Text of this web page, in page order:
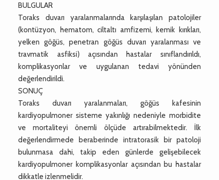
BULGULAR
Toraks duvarı yaralanmalarında karşılaşılan patolojiler
(kontüzyon, hematom, ciltaltı amfizemi, kemik kırıkları,
yelken göğüs, penetran göğüs duvarı yaralanması ve
travmatik asfiksi) açısından hastalar sınıflandırıldı,
komplikasyonlar ve uygulanan tedavi yönünden
değerlendirildi.
SONUÇ
Toraks duvarı yaralanmaları, göğüs kafesinin
kardiyopulmoner sisteme yakınlığı nedeniyle morbidite
ve mortaliteyi önemli ölçüde artırabilmektedir. İlk
değerlendirmede beraberinde intratorasik bir patoloji
bulunmasa dahi, takip eden günlerde gelişebilecek
kardiyopulmoner komplikasyonlar açısından bu hastalar
dikkatle izlenmelidir.